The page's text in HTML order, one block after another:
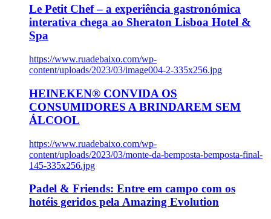
Le Petit Chef – a experiência gastronómica
interativa chega ao Sheraton Lisboa Hotel &
Spa
https://www.ruadebaixo.com/wp-
content/uploads/2023/03/image004-2-335x256.jpg
HEINEKEN® CONVIDA OS
CONSUMIDORES A BRINDAREM SEM
ÁLCOOL
https://www.ruadebaixo.com/wp-
content/uploads/2023/03/monte-da-bemposta-bemposta-final-
145-335x256.jpg
Padel & Friends: Entre em campo com os
hotéis geridos pela Amazing Evolution